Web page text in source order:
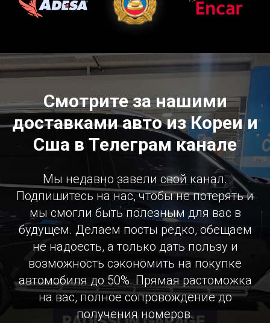
Смотрите за нашими
доставками авто из Кореи и
Сша в Телеграм канале
Мы недавно завели свой канал.
Подпишитесь на нас, чтобы не потерять и
мы смогли быть полезным для вас в
будущем. Делаем посты редко, обещаем
не надоесть, а только дать пользу и
возможность сэкономить на покупке
автомобиля до 50%. Прямая растоможка
на вас, полное сопровождение до
получения номеров.